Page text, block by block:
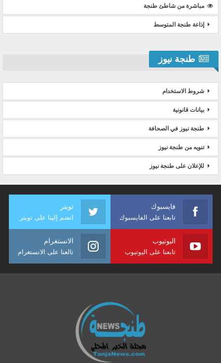
مباشرة من شاطئ طنجة
إذاعة طنجة المتوسط
طنجة نيوز
شروط الاستخدام
بيانات قانونية
طنجة نيوز في الصحافة
تنويه من طنجة نيوز
للإعلان على طنجة نيوز
فايسبوك
تابعنا على الفايسبوك
تويتر
انضم إلينا على تويتر
اليوتيوب
تابعنا على اليوتيوب
الانستغرام
تالعنا على الانستغرام